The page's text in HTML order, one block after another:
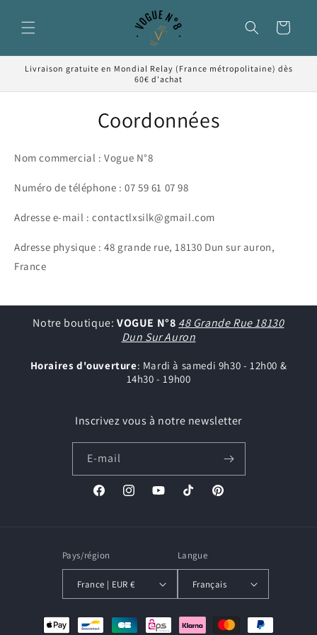
au
contenu
Panier
Livraison gratuite en Mondial Relay (France métropolitaine) dès
60€ d'achat
Coordonnées
Nom commercial : Vogue N°8
Numéro de téléphone : 07 59 61 07 98
Adresse e-mail : contactlxsilk@gmail.com
Adresse physique : 48 grande rue, 18130 Dun sur auron,
France
Notre boutique:VOGUE N°8 48 Grande Rue 18130
Dun Sur Auron
Horaires d'ouverture: Mardi à samedi 9h30 - 12h00 &
14h30 - 19h00
Inscrivez vous à notre newsletter
E-mail
FacebookInstagramYouTubeTikTok Pinterest
Pays/région
France | EUR €
Langue
Français
Moyens